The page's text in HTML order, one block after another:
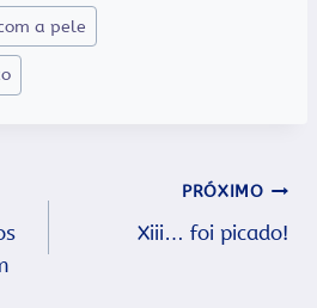
a pele
PRÓXIMO
Xiii… foi picado!